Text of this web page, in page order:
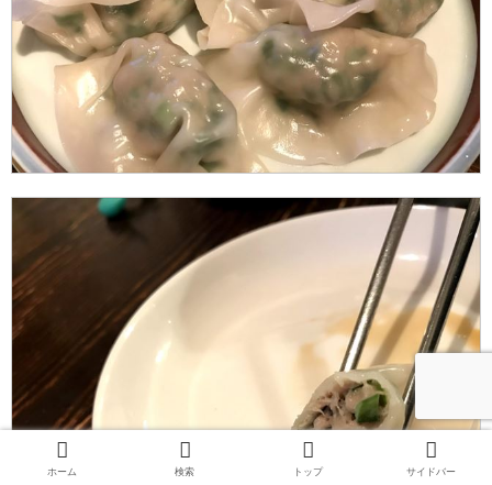
ホーム 検索 トップ サイドバー